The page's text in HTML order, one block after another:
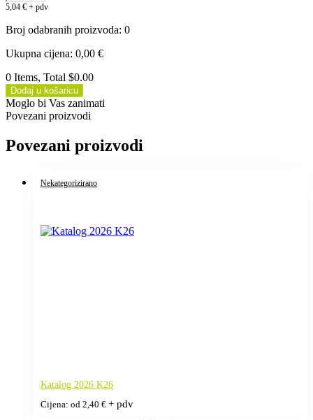
5,04 € + pdv
Broj odabranih proizvoda: 0
Ukupna cijena: 0,00 €
0 Items, Total $0.00
Dodaj u košaricu
Moglo bi Vas zanimati
Povezani proizvodi
Povezani proizvodi
Nekategorizirano
Katalog 2026 K26
Cijena: od 2,40 € + pdv